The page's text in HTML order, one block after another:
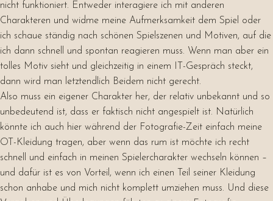
nicht funktioniert. Entweder interagiere ich mit anderen
Charakteren und widme meine Aufmerksamkeit dem Spiel oder
ich schaue ständig nach schönen Spielszenen und Motiven, auf die
ich dann schnell und spontan reagieren muss. Wenn man aber ein
tolles Motiv sieht und gleichzeitig in einem IT-Gespräch steckt,
dann wird man letztendlich Beidem nicht gerecht.
Also muss ein eigener Charakter her, der relativ unbekannt und so
unbedeutend ist, dass er faktisch nicht angespielt ist. Natürlich
könnte ich auch hier während der Fotografie-Zeit einfach meine
OT-Kleidung tragen, aber wenn das rum ist möchte ich recht
schnell und einfach in meinen Spielercharakter wechseln können –
und dafür ist es von Vorteil, wenn ich einen Teil seiner Kleidung
schon anhabe und mich nicht komplett umziehen muss. Und diese